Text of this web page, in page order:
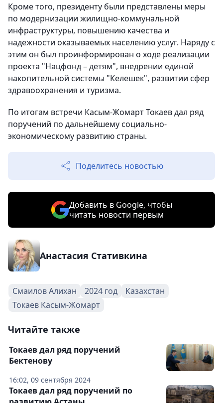
Кроме того, президенту были представлены меры
по модернизации жилищно-коммунальной
инфраструктуры, повышению качества и
надежности оказываемых населению услуг. Наряду с
этим он был проинформирован о ходе реализации
проекта "Нацфонд – детям", внедрении единой
накопительной системы "Келешек", развитии сфер
здравоохранения и туризма.
По итогам встречи Касым-Жомарт Токаев дал ряд
поручений по дальнейшему социально-
экономическому развитию страны.
Поделитесь новостью
Добавить в Google, чтобы
читать новости первым
Анастасия Стативкина
Смаилов Алихан 2024 год
Казахстан
Токаев Касым-Жомарт
Читайте также
16:02, 09 сентября 2024
Токаев дал ряд поручений
Бектенову
Токаев дал ряд поручений по